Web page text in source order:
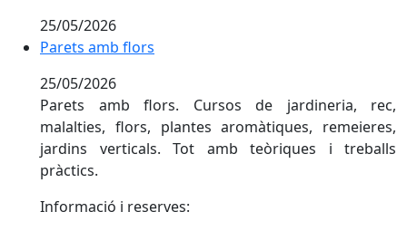
25/05/2026
Parets amb flors
25/05/2026
Parets amb flors. Cursos de jardineria, rec,
malalties, flors, plantes aromàtiques, remeieres,
jardins verticals. Tot amb teòriques i treballs
pràctics.
Informació i reserves: